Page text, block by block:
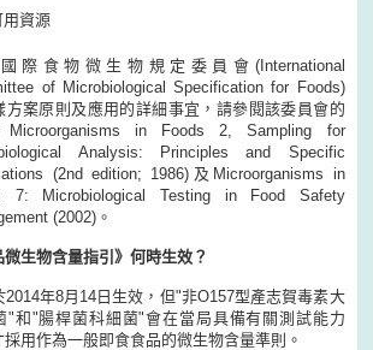
用資源
際食物微生物規定委員會(International
of Microbiological Specification for Foods)
方案原則及應用的詳細事宜，請參閱該委員會的
in Foods 2, Sampling for
Analysis: Principles and Specific
(2nd edition; 1986)及Microorganisms in
7: Microbiological Testing in Food Safety
(2002)。
微生物含量指引》何時生效？
2014年8月14日生效，但"非O157型產志賀毒素大
"和"腸桿菌科細菌"會在當局具備有關測試能力
採用作為一般即食食品的微生物含量準則。